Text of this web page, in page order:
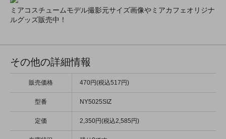
ミアコスチュームモデル撮影元サイズ画像やミアカフェオリジナ
ルグッズ販売中！
その他の詳細情報
販売価格 470円(税込517円)
型番 NY5025SIZ
定価 2,350円(税込2,585円)